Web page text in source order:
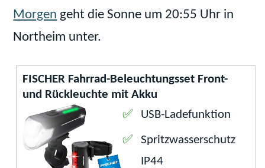
Morgen geht die Sonne um 20:55 Uhr in
Northeim unter.
FISCHER Fahrrad-Beleuchtungsset Front-
und Rückleuchte mit Akku
USB-Ladefunktion
Spritzwasserschutz
IP44